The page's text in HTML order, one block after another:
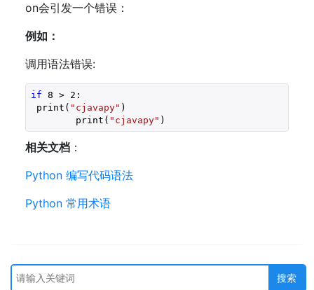
on会引发一个错误：
例如：
调用语法错误:
if 8 > 2 :
print( "cjavapy" )
        print(
"cjavapy" )
相关文档 ：
Python 编写代码语法
Python 常用术语